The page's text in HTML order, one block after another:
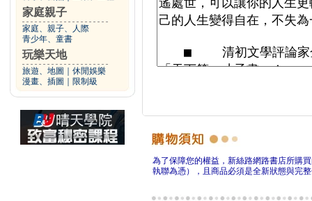
家庭親子
家庭、親子、人際
青少年、童書
玩樂天地
旅遊、地圖
休閒娛樂
漫畫、插圖
限制級
為了保障您的權益，新絲路網路書店所購
執聯為憑），且商品必須是全新狀態與完